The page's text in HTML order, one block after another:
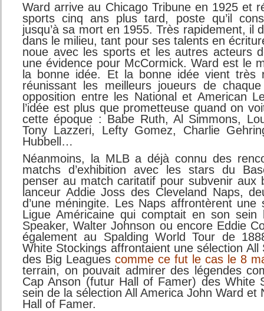
Ward arrive au Chicago Tribune en 1925 et
sports cinq ans plus tard, poste qu’il
jusqu’à sa mort en 1955. Très rapidement, il
dans le milieu, tant pour ses talents en
noue avec les sports et les autres acteurs
une évidence pour McCormick. Ward est le
la bonne idée. Et la bonne idée vient très
réunissant les meilleurs joueurs de
opposition entre les National et American
l’idée est plus que prometteuse quand on
cette époque : Babe Ruth, Al Simmons,
Tony Lazzeri, Lefty Gomez, Charlie
Hubbell…
Néanmoins, la MLB a déjà connu des
matchs d’exhibition avec les stars du
penser au match caritatif pour subvenir aux
lanceur Addie Joss des Cleveland Naps,
d’une méningite. Les Naps affrontèrent une
Ligue Américaine qui comptait en son
Speaker, Walter Johnson ou encore Eddie
également au Spalding World Tour de
White Stockings affrontaient une sélection
des Big Leagues comme ce fut le cas le 8
terrain, on pouvait admirer des légendes
Cap Anson (futur Hall of Famer) des White
sein de la sélection All America John Ward et
Hall of Famer.